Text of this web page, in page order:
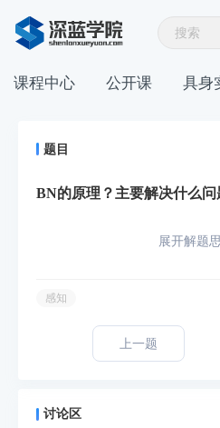
课程中心 公开课 具身
题目
BN的原理？主要解决什么
展开解题
感知
上一题
讨论区